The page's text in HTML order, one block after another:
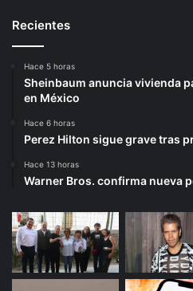
Recientes
Hace 5 horas
Sheinbaum anuncia vivienda
en México
Hace 6 horas
Perez Hilton sigue grave tras
Hace 13 horas
Warner Bros. confirma nueva